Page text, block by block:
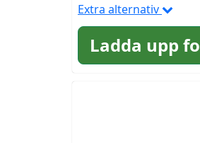
Extra alternativ
Ladda upp